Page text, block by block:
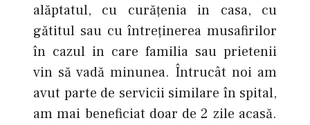
alăptatul, cu curățenia in casa, cu
gătitul sau cu întreținerea musafirilor
în cazul in care familia sau prietenii
vin să vadă minunea. Întrucât noi am
avut parte de servicii similare în spital,
am mai beneficiat doar de 2 zile acasă.